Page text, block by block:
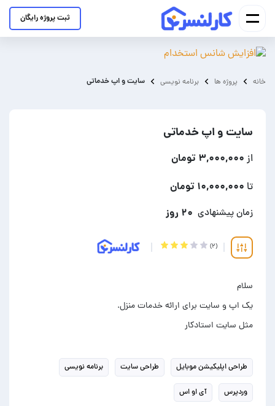
ثبت پروژه رایگان
خانه پروژه ها برنامه نویسی سایت و اپ خدماتی
سایت و اپ خدماتی
از ۳,۰۰۰,۰۰۰ تومان
تا ۱۰,۰۰۰,۰۰۰ تومان
زمان پیشنهادی ۲۰ روز
(۲)
مثل سایت استادکار
طراحی اپلیکیشن موبایل طراحی سایت برنامه نویسی
وردپرس آی او اس